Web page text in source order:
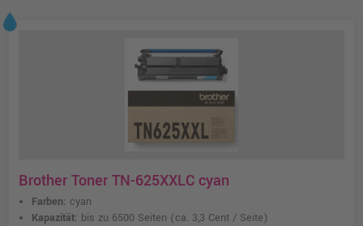
Brother Toner TN-625XXLC cyan
Farben: cyan
Kapazität: bis zu 6500 Seiten (ca. 3,3 Cent / Seite)